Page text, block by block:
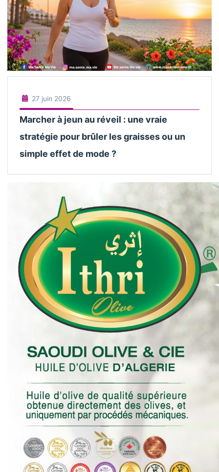
27 juin 2026
Marcher à jeun au réveil : une vraie
stratégie pour brûler les graisses ou un
simple effet de mode ?